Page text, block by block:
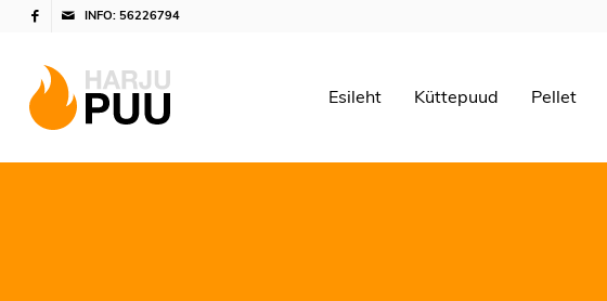
INFO: 56226794
Esileht Küttepuud Pellet